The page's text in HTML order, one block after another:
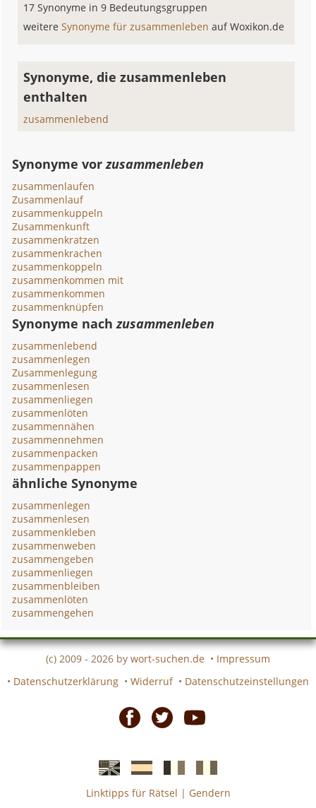
17 Synonyme in 9 Bedeutungsgruppen
weitereSynonyme für zusammenlebenauf Woxikon.de
Synonyme, die zusammenleben
enthalten
zusammenlebend
Synonyme vorzusammenleben
zusammenlaufen
Zusammenlauf
zusammenkuppeln
Zusammenkunft
zusammenkratzen
zusammenkrachen
zusammenkoppeln
zusammenkommen mit
zusammenkommen
zusammenknüpfen
Synonyme nachzusammenleben
zusammenlebend
zusammenlegen
Zusammenlegung
zusammenlesen
zusammenliegen
zusammenlöten
zusammennähen
zusammennehmen
zusammenpacken
zusammenpappen
ähnliche Synonyme
zusammenlegen
zusammenlesen
zusammenkleben
zusammenweben
zusammengeben
zusammenliegen
zusammenbleiben
zusammenlöten
zusammengehen
(c) 2009 - 2026 by wort-suchen.de • Impressum
• Datenschutzerklärung • Widerruf • Datenschutzeinstellungen
EnglischeSpanischefranzösicheitalienische
Linktipps für Rätsel | Gendern